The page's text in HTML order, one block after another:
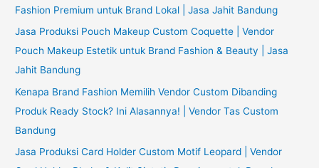
:Fashion Premium untuk Brand Lokal | Jasa Jahit Bandung
Jasa Produksi Pouch Makeup Custom Coquette | Vendor
Pouch Makeup Estetik untuk Brand Fashion & Beauty | Jasa
Jahit Bandung
Kenapa Brand Fashion Memilih Vendor Custom Dibanding
Produk Ready Stock? Ini Alasannya! | Vendor Tas Custom
Bandung
Jasa Produksi Card Holder Custom Motif Leopard | Vendor